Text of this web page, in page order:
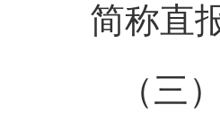
简称直
（三